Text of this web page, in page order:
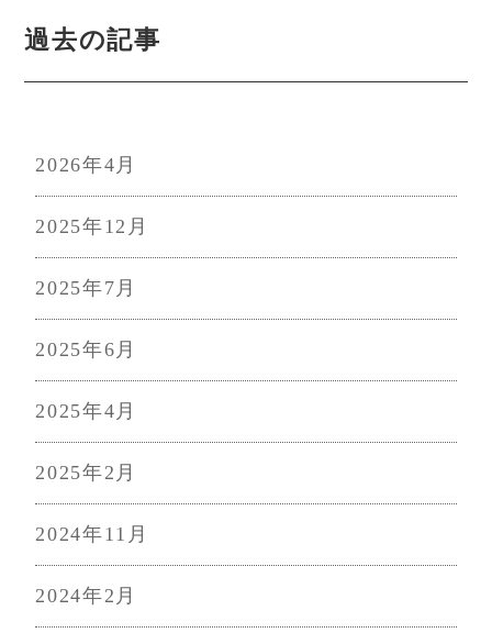
過去の記事
2026年4月
2025年12月
2025年7月
2025年6月
2025年4月
2025年2月
2024年11月
2024年2月